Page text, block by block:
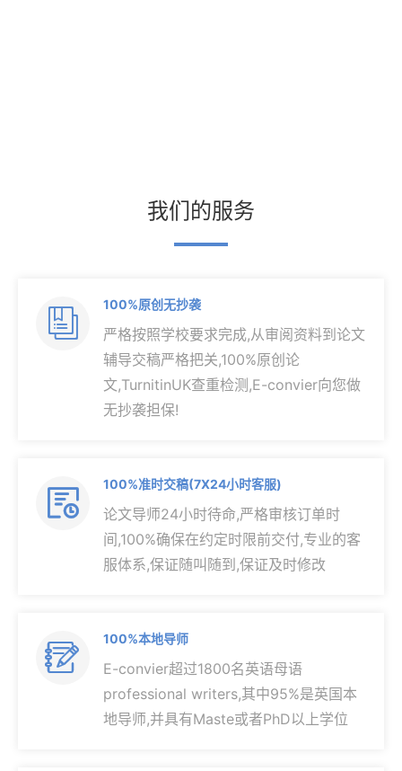
我们的服务

100%原创无抄袭
严格按照学校要求完成,从审阅资料到论文
辅导交稿严格把关,100%原创论
文,TurnitinUK查重检测,E-convier向您做
无抄袭担保!

100%准时交稿(7X24小时客服)
论文导师24小时待命,严格审核订单时
间,100%确保在约定时限前交付,专业的客
服体系,保证随叫随到,保证及时修改

100%本地导师
E-convier超过1800名英语母语
professional writers,其中95%是英国本
地导师,并具有Maste或者PhD以上学位